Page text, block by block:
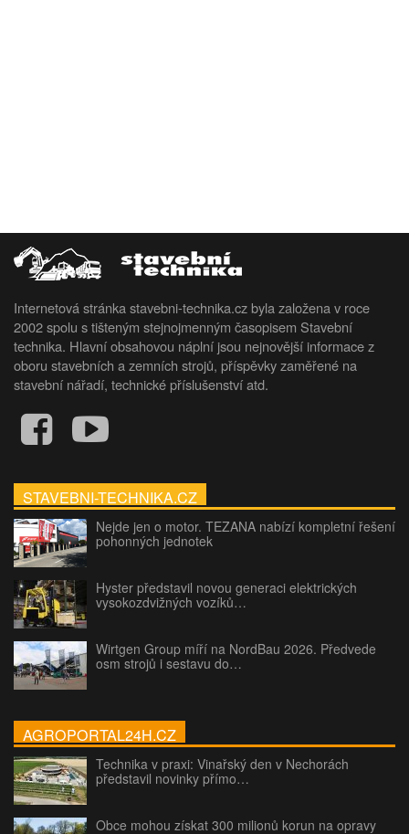
Internetová stránka stavebni-technika.cz byla založena v roce
2002 spolu s tišteným stejnojmenným časopisem Stavební
technika. Hlavní obsahovou náplní jsou nejnovější informace z
oboru stavebních a zemních strojů, příspěvky zaměřené na
stavební nářadí, technické příslušenství atd.
STAVEBNI-TECHNIKA.CZ
Nejde jen o motor. TEZANA nabízí kompletní řešení
pohonných jednotek
Hyster představil novou generaci elektrických
vysokozdvižných vozíků…
Wirtgen Group míří na NordBau 2026. Předvede
osm strojů i sestavu do…
AGROPORTAL24H.CZ
Technika v praxi: Vinařský den v Nechorách
představil novinky přímo…
Obce mohou získat 300 milionů korun na opravy